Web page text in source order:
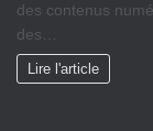
des contenus
des…
Lire l'article